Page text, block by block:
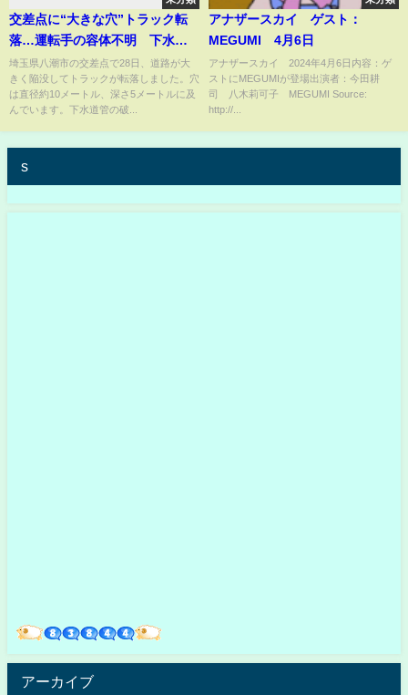
交差点に“大きな穴”トラック転
落…運転手の容体不明 下水
道“破損”が原因か【報道ステー
ション】(2025年1月28日)
埼玉県八潮市の交差点で28日、道路が大
きく陥没してトラックが転落しました。穴
は直径約10メートル、深さ5メートルに及
んでいます。下水道管の破...
アナザースカイ ゲスト：
MEGUMI 4月6日
アナザースカイ 2024年4月6日内容：ゲ
ストにMEGUMIが登場出演者：今田耕
司 八木莉可子 MEGUMI Source:
http://...
s
アーカイブ